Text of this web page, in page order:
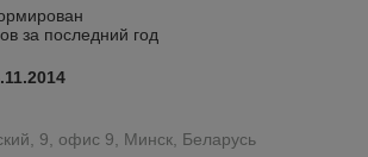
за последний год
9, офис 9, Минск, Беларусь